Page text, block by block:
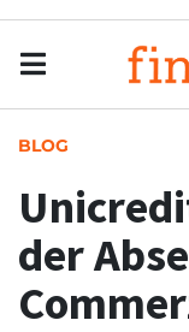
BLOG
der